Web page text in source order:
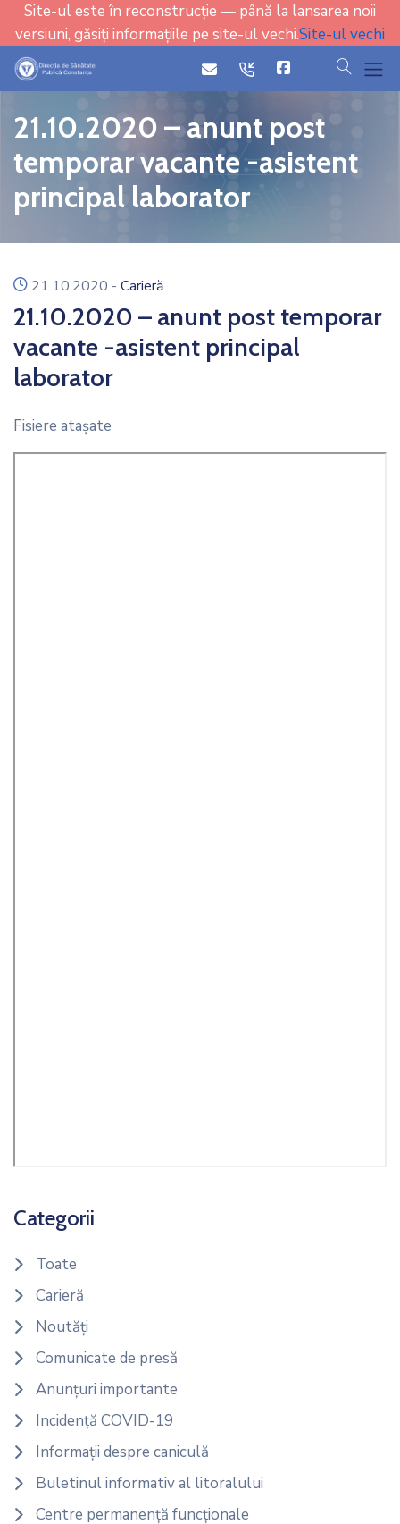
Site-ul este în reconstrucție — până la lansarea noii
versiuni, găsiți informațiile pe site-ul vechi.Site-ul vechi
iconicon cauta
21.10.2020 – anunt post
temporar vacante -asistent
principal laborator
icon
21.10.2020 - Carieră
21.10.2020 – anunt post temporar
vacante -asistent principal
laborator
Fisiere ataşate
Categorii
Toate
Carieră
Noutăți
Comunicate de presă
Anunțuri importante
Incidență COVID-19
Informații despre caniculă
Buletinul informativ al litoralului
Centre permanență funcționale